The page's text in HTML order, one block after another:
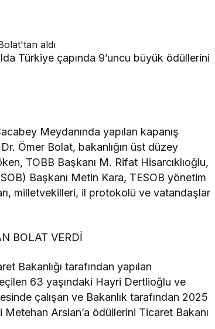
Türkiye çapında 9’uncu büyük ödüllerini
Meydanında yapılan kapanış
Ömer Bolat, bakanlığın üst düzey
TOBB Başkanı M. Rifat Hisarcıklıoğlu,
Başkanı Metin Kara, TESOB yönetim
milletvekilleri, il protokolü ve vatandaşlar
BOLAT VERDİ
Bakanlığı tarafından yapılan
63 yaşındaki Hayri Dertlioğlu ve
çalışan ve Bakanlık tarafından 2025
Metehan Arslan’a ödüllerini Ticaret Bakanı